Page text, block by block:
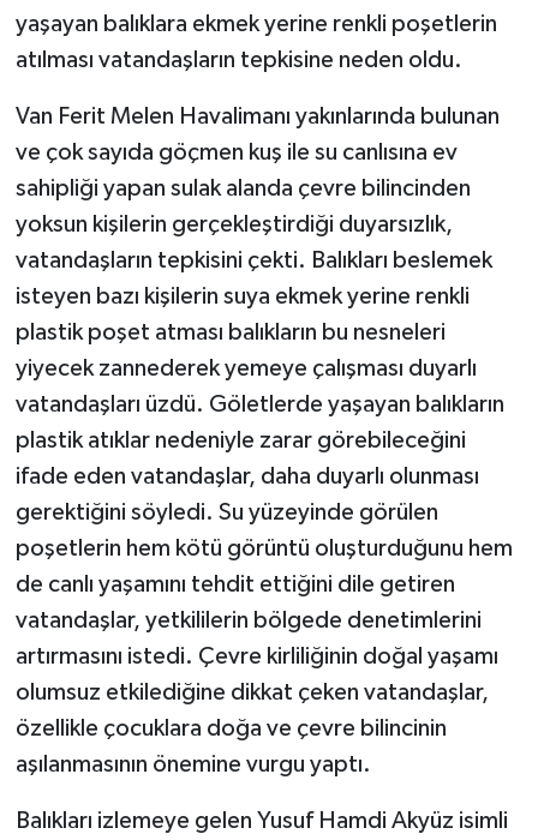
yaşayan balıklara ekmek yerine renkli poşetlerin
atılması vatandaşların tepkisine neden oldu.
Van Ferit Melen Havalimanı yakınlarında bulunan
ve çok sayıda göçmen kuş ile su canlısına ev
sahipliği yapan sulak alanda çevre bilincinden
yoksun kişilerin gerçekleştirdiği duyarsızlık,
vatandaşların tepkisini çekti. Balıkları beslemek
isteyen bazı kişilerin suya ekmek yerine renkli
plastik poşet atması balıkların bu nesneleri
yiyecek zannederek yemeye çalışması duyarlı
vatandaşları üzdü. Göletlerde yaşayan balıkların
plastik atıklar nedeniyle zarar görebileceğini
ifade eden vatandaşlar, daha duyarlı olunması
gerektiğini söyledi. Su yüzeyinde görülen
poşetlerin hem kötü görüntü oluşturduğunu hem
de canlı yaşamını tehdit ettiğini dile getiren
vatandaşlar, yetkililerin bölgede denetimlerini
artırmasını istedi. Çevre kirliliğinin doğal yaşamı
olumsuz etkilediğine dikkat çeken vatandaşlar,
özellikle çocuklara doğa ve çevre bilincinin
aşılanmasının önemine vurgu yaptı.
Balıkları izlemeye gelen Yusuf Hamdi Akyüz isimli
GENEL
GÜNDEM
Güvenlik
HABERDE İNSAN
İNSAN
İş Dünyası
Kadın
KÜLTÜR SANAT
MAGAZİN
Otomobil
POLİTİKA